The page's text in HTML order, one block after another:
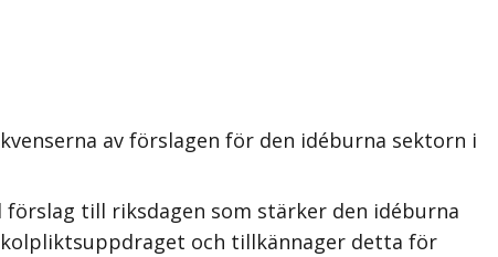
av förslagen för den idéburna sektorn i
till riksdagen som stärker den idéburna
och tillkännager detta för